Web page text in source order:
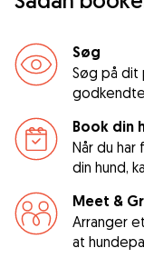
Søg
Søg på dit
Book din
Når du
din hund,
Meet &
Arranger
at